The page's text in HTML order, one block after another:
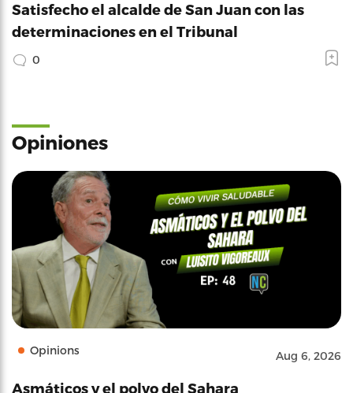
Satisfecho el alcalde de San Juan con las
determinaciones en el Tribunal
0
Opiniones
Opinions Aug 6, 2026
Asmáticos y el polvo del Sahara